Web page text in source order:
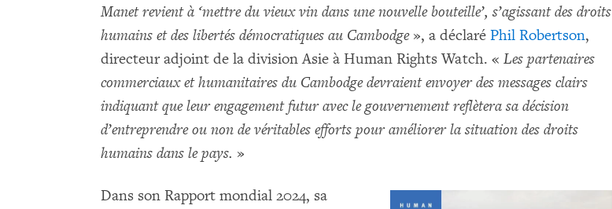
Manet revient à ‘mettre du vieux vin dans une nouvelle bouteille’, s’agissant des droits
humains et des libertés démocratiques au Cambodge », a déclaré Phil Robertson,
directeur adjoint de la division Asie à Human Rights Watch. « Les partenaires
commerciaux et humanitaires du Cambodge devraient envoyer des messages clairs
indiquant que leur engagement futur avec le gouvernement reflètera sa décision
d’entreprendre ou non de véritables efforts pour améliorer la situation des droits
humains dans le pays. »
Dans son Rapport mondial 2024, sa